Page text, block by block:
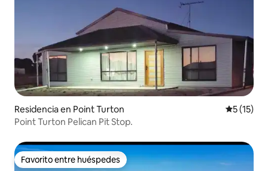
Residencia en Point Turton
5 (15)
Point Turton Pelican Pit Stop.
Favorito entre huéspedes
Favorito entre huéspedes